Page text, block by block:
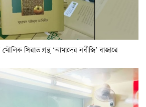
সিরাত গ্রন্থ ‘আমাদের নবীজি’ বাজারে